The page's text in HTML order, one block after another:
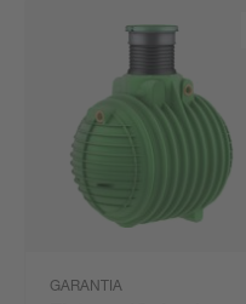
GARANTIA